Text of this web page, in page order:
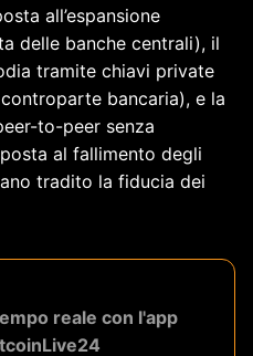
all’espansione
delle banche centrali), il
tramite chiavi private
bancaria), e la
to-peer senza
al fallimento degli
tradito la fiducia dei
reale con l'app